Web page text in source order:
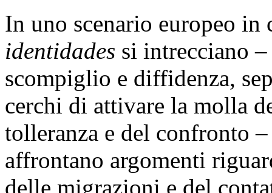
In uno scenario europeo
identidades si intrecciano
scompiglio e diffidenza,
cerchi di attivare la molla
tolleranza e del confronto
affrontano argomenti
delle migrazioni e del